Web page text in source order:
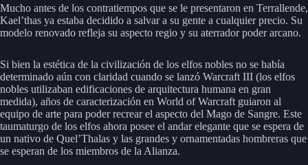
Mucho antes de los contratiempos que se le presentaron en Terrallende,
Kael’thas ya estaba decidido a salvar a su gente a cualquier precio. Su
modelo renovado refleja su aspecto regio y su aterrador poder arcano.
Si bien la estética de la civilización de los elfos nobles no se había
determinado aún con claridad cuando se lanzó Warcraft III (los elfos
nobles utilizaban edificaciones de arquitectura humana en gran
medida), años de caracterización en World of Warcraft guiaron al
equipo de arte para poder recrear el aspecto del Mago de Sangre. Este
taumaturgo de los elfos ahora posee el andar elegante que se espera de
un nativo de Quel’Thalas y las grandes y ornamentadas hombreras que
se esperan de los miembros de la Alianza.